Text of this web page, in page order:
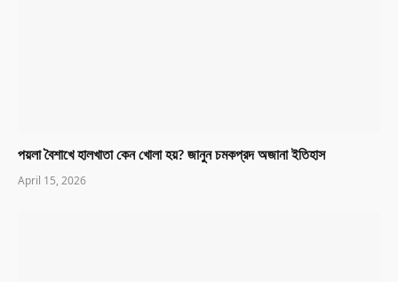
পয়লা বৈশাখে হালখাতা কেন খোলা হয়? জানুন চমকপ্রদ অজানা ইতিহাস
April 15, 2026